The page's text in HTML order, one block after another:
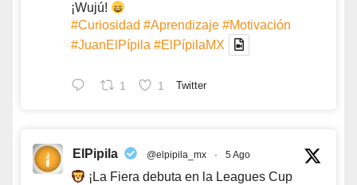
¡Wujú!
#Curiosidad #Aprendizaje #Motivación
#JuanElPípila #ElPípilaMX
1 1 Twitter
ElPipila @elpipila_mx · 5 Ago
¡La Fiera debuta en la Leagues Cup